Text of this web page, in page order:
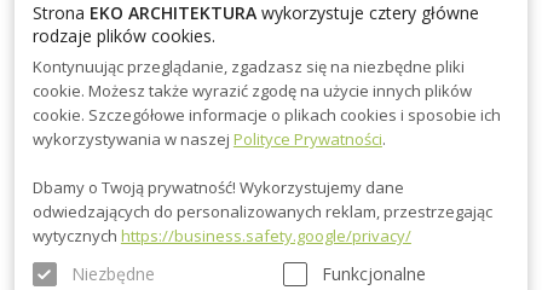
rozplanowania pomieszczeń, ich charakteru oraz użyteczności.
Nigdy nie zapominamy, że każdy drewniany domek letniskowy
opuszczający nasze pracownie ma służyć korzyści i
przyjemności swoich przyszłych właścicieli.
sprzedażznajdujące się w naszej ofercie są bardzo mocno
zróżnicowane. Dzięki temu absolutnie każdy znajdzie tu produkt
idealnie odpowiadający zadanym oczekiwaniom.
Jako
producent domków letniskowychmożemy stworzyć
Strona EKO ARCHITEKTURAwykorzystuje cztery główne
rodzaje plików cookies.
Kontynuując przeglądanie, zgadzasz się na niezbędne pliki
cookie. Możesz także wyrazić zgodę na użycie innych plików
cookie. Szczegółowe informacje o plikach cookies i sposobie ich
wykorzystywania w naszej Polityce Prywatności.
Dbamy o Twoją prywatność! Wykorzystujemy dane
odwiedzających do personalizowanych reklam, przestrzegając
wytycznych https://business.safety.google/privacy/
Niezbędne
Funkcjonalne